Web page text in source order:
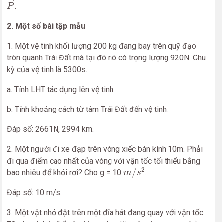
→
P .
2. Một số bài tập mẫu
1. Một vệ tinh khối lượng 200 kg đang bay trên quỹ đạo
tròn quanh Trái Đất mà tại đó nó có trọng lượng 920N. Chu
kỳ của vệ tinh là 5300s.
a. Tính LHT tác dụng lên vệ tinh.
b. Tính khoảng cách từ tâm Trái Đất đến vệ tinh.
Đáp số: 2661N, 2994 km.
2. Một người đi xe đạp trên vòng xiếc bán kính 10m. Phải
đi qua điểm cao nhất của vòng với vận tốc tối thiểu bằng
bao nhiêu để khỏi rơi? Cho g = 10 m/s2
m/s 2.
Đáp số: 10 m/s.
3. Một vật nhỏ đặt trên một đĩa hát đang quay với vận tốc